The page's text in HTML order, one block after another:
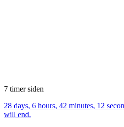
7 timer siden
28 days, 6 hours, 42 minutes, 12
will end.